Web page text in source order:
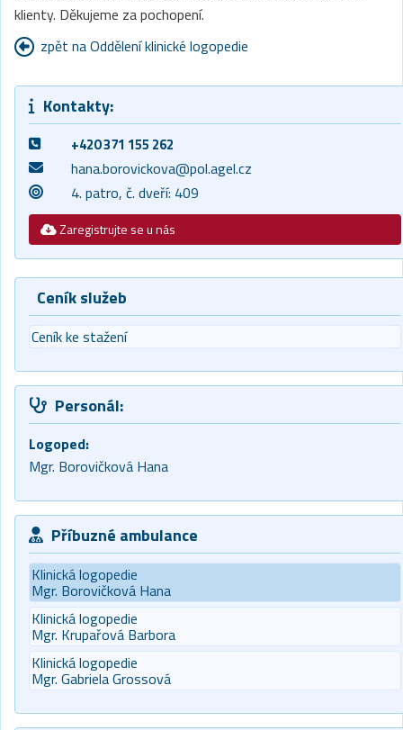
klienty. Děkujeme za pochopení.
zpět na Oddělení klinické logopedie
Kontakty:
+420 371 155 262
hana.borovickova@pol.agel.cz
4. patro, č. dveří: 409
Zaregistrujte se u nás
Ceník služeb
Ceník ke stažení
Personál:
Logoped:
Mgr. Borovičková Hana
Příbuzné ambulance
Klinická logopedie
Mgr. Borovičková Hana
Klinická logopedie
Mgr. Krupařová Barbora
Klinická logopedie
Mgr. Gabriela Grossová